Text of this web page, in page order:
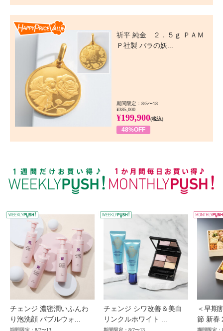
祈平 純金 ２．５ｇ ＰＡＭ
Ｐ社製 バラの妖...
期間限定：8/5〜18
¥385,000
¥199,900(税込)
48%OFF
WEEKLY PUSH
チェンジ 濃密潤いふんわ
り泡洗顔 バブルウォ...
期間限定：8/7〜13
チェンジ シワ改善＆美白
リンクルホワイト ...
期間限定：8/7〜13
＜早期
節 新春
期間限定：